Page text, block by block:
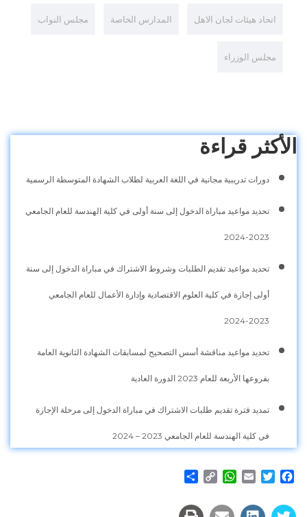
اتحاد هيئات لجان الاهل المدارس الخاصة مجلس النواب
مجلس الوزراء
الأكثر قراءة
دورات تدريبية مجانية في اللغة العربية لطلاب الشهادة المتوسطة الرسمية
تحديد مواعيد مباراة الدخول إلى سنة أولى في كلية الهندسة للعام الجامعي
2023-2024
تحديد مواعيد تقديم الطلبات وشروط الاشتراك في مباراة الدخول إلى سنة
أولى إجازة في كلية العلوم الاقتصادية وإدارة الأعمال للعام الجامعي
2023-2024
تحديد مواعيد مناقشة أسس التصحيح لمسابقات الشهادة الثانوية العامة
بفروعها الأربعة للعام 2023 الدورة العادية
تمديد فترة تقديم طلبات الاشتراك في مباراة الدخول إلى مرحلة الإجازة
في كلية الهندسة للعام الجامعي 2023 – 2024
Facebook
Twitter
Email
WhatsApp
Copy